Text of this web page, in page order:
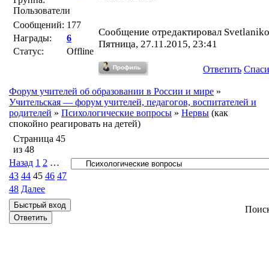
Пользователи
Сообщений: 177
Награды:
6
Статус:
Offline
Сообщение отредактировал
Пятница, 27.11.2015, 23:41
Ответить
Форум учителей об образовании в России и мире »
Учительская — форум учителей, педагогов, воспитателей и
родителей » Психологические вопросы » Нервы (как
спокойно реагировать на детей)
Страница 45
из 48
Назад 1 2 …
43 44 45 46 47
48 Далее